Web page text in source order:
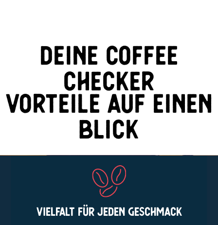
deine coffee
checker
vorteile auf einen
blick
Vielfalt für jeden Geschmack